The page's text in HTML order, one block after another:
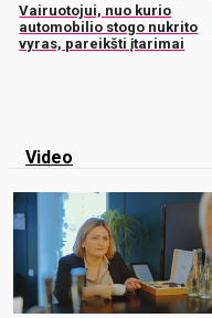
Vairuotojui, nuo kurio
automobilio stogo nukrito
vyras, pareikšti įtarimai
Video